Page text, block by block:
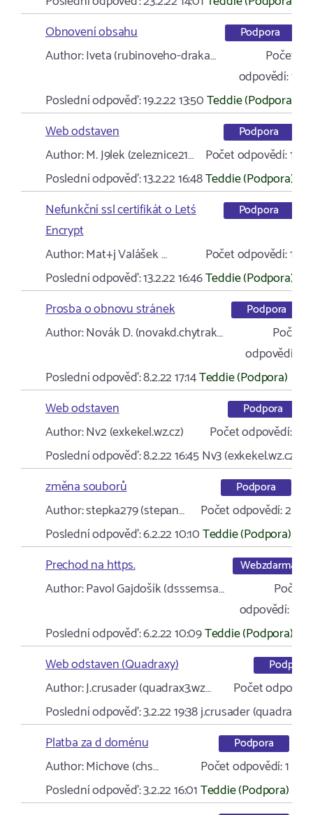
Obnovení obsahu
Podpora
Author:Iveta (rubinoveho-draka…
Počet
odpovědí:1
Poslední odpověď:19.2.22 13:50Teddie (Podpora)
Web odstaven
Podpora
Author:M. J9lek (zeleznice21… Počet odpovědí:1
Poslední odpověď:13.2.22 16:48Teddie (Podpora)
Nefunkční ssl certifikát o Letś
Encrypt
Podpora
Author:Mat+j Valášek … Počet odpovědí:1
Poslední odpověď:13.2.22 16:46Teddie (Podpora)
Prosba o obnovu stránek
Podpora
Author:Novák D. (novakd.chytrak…
Počet
odpovědí:
Poslední odpověď:8.2.22 17:14Teddie (Podpora)
Web odstaven
Podpora
Author:Nv2 (exkekel.wz.cz) Počet odpovědí:1
Poslední odpověď:8.2.22 16:45Nv3 (exkekel.wz.cz)
změna souborů
Podpora
Author:stepka279 (stepan… Počet odpovědí:2
Poslední odpověď:6.2.22 10:10Teddie (Podpora)
Prechod na https.
Webzdarma
Author:Pavol Gajdošík (dsssemsa…
Počet
odpovědí:10
Poslední odpověď:6.2.22 10:09Teddie (Podpora)
Web odstaven (Quadraxy)
Podpora
Author:J.crusader (quadrax3.wz…
Počet
Poslední odpověď:3.2.22 19:38j.crusader
Platba za d doménu
Podpora
Author:Michove (chs… Počet odpovědí:1
Poslední odpověď:3.2.22 16:01Teddie (Podpora)